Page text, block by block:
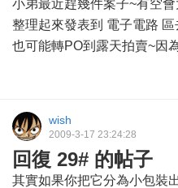
小弟最近趕幾件案子~有空
整理起來發表到 電子電路 區
也可能轉PO到露天拍賣~因
wish
2009-3-17 23:24:28
回復 29# 的帖子
其實如果你把它分為小包裝